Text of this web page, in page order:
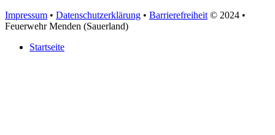
Impressum • Datenschutzerklärung • Barrierefreiheit © 2024 •
Feuerwehr Menden (Sauerland)
Startseite